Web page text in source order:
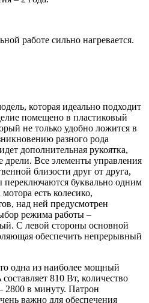
работе сильно нагревается.
которая идеально подходит
помещено в пластиковый
не только удобно ложится в
разного рода
дополнительная рукоятка,
дрели. Все элементы управления
близости друг от друга,
буквально одним
есть колесико,
над ней предусмотрен
режима работы –
С левой стороны основной
обеспечить непрерывный
одна из наиболее мощный
810 Вт, количество
2800 в минуту. Патрон
важно для обеспечения